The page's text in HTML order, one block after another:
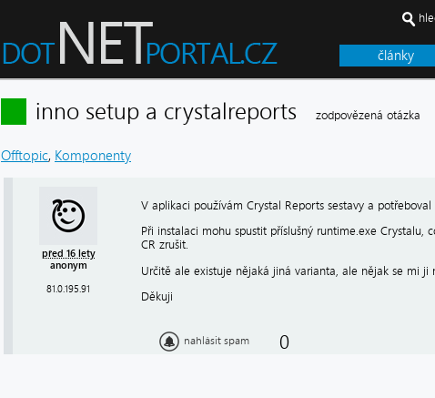
články
inno setup a crystalreports zodpovězená otázka
Offtopic, Komponenty
před 16 lety
anonym
81.0.195.91
V aplikaci používám Crystal Reports sestavy a
Při instalaci mohu spustit příslušný runtime.exe
CR zrušit.
Určitě ale existuje nějaká jiná varianta, ale nějak se mi
Děkuji
nahlásit spam 0